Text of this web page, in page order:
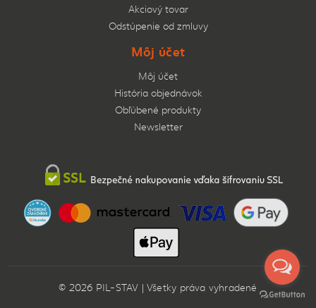
Akciový tovar
Odstúpenie od zmluvy
Môj účet
Môj účet
História objednávok
Obľúbené produkty
Newsletter
© 2026 PIL-STAV | Všetky práva vyhradené